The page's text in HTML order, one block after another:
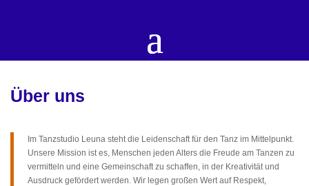
Über uns
Im Tanzstudio Leuna steht die Leidenschaft für den Tanz im Mittelpunkt.
Unsere Mission ist es, Menschen jeden Alters die Freude am Tanzen zu
vermitteln und eine Gemeinschaft zu schaffen, in der Kreativität und
Ausdruck gefördert werden. Wir legen großen Wert auf Respekt,